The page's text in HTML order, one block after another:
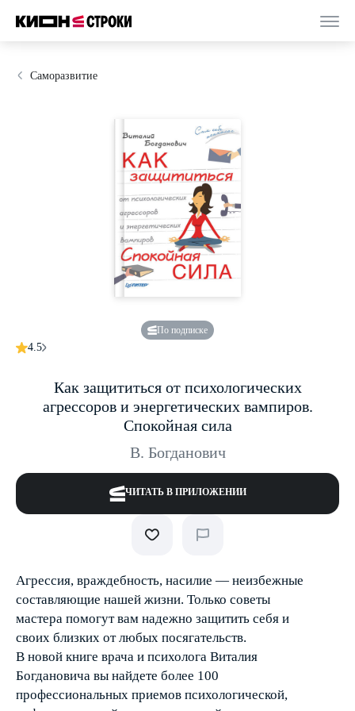
Саморазвитие
По подписке
4.5
Как защититься от психологических
агрессоров и энергетических вампиров.
Спокойная сила
В. Богданович
ЧИТАТЬ В ПРИЛОЖЕНИИ
Агрессия, враждебность, насилие — неизбежные
составляющие нашей жизни. Только советы
мастера помогут вам надежно защитить себя и
своих близких от любых посягательств.
В новой книге врача и психолога Виталия
Богдановича вы найдете более 100
профессиональных приемов психологической,